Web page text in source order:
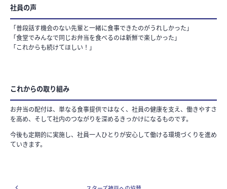
社員の声
「普段話す機会のない先輩と一緒に食事できたのがうれしかった」
「食堂でみんなで同じお弁当を食べるのは新鮮で楽しかった」
「これからも続けてほしい！」
これからの取り組み
お弁当の配付は、単なる食事提供ではなく、社員の健康を支え、働きやすさ
を高め、そして社内のつながりを深めるきっかけになるものです。
今後も定期的に実施し、社員一人ひとりが安心して働ける環境づくりを進め
ていきます。